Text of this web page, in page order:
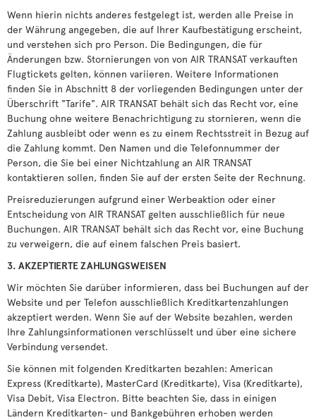
Wenn hierin nichts anderes festgelegt ist, werden alle Preise in
der Währung angegeben, die auf Ihrer Kaufbestätigung erscheint,
und verstehen sich pro Person. Die Bedingungen, die für
Änderungen bzw. Stornierungen von von AIR TRANSAT verkauften
Flugtickets gelten, können variieren. Weitere Informationen
finden Sie in Abschnitt 8 der vorliegenden Bedingungen unter der
Überschrift "Tarife". AIR TRANSAT behält sich das Recht vor, eine
Buchung ohne weitere Benachrichtigung zu stornieren, wenn die
Zahlung ausbleibt oder wenn es zu einem Rechtsstreit in Bezug auf
die Zahlung kommt. Den Namen und die Telefonnummer der
Person, die Sie bei einer Nichtzahlung an AIR TRANSAT
kontaktieren sollen, finden Sie auf der ersten Seite der Rechnung.
Preisreduzierungen aufgrund einer Werbeaktion oder einer
Entscheidung von AIR TRANSAT gelten ausschließlich für neue
Buchungen. AIR TRANSAT behält sich das Recht vor, eine Buchung
zu verweigern, die auf einem falschen Preis basiert.
3. AKZEPTIERTE ZAHLUNGSWEISEN
Wir möchten Sie darüber informieren, dass bei Buchungen auf der
Website und per Telefon ausschließlich Kreditkartenzahlungen
akzeptiert werden. Wenn Sie auf der Website bezahlen, werden
Ihre Zahlungsinformationen verschlüsselt und über eine sichere
Verbindung versendet.
Sie können mit folgenden Kreditkarten bezahlen: American
Express (Kreditkarte), MasterCard (Kreditkarte), Visa (Kreditkarte),
Visa Debit, Visa Electron. Bitte beachten Sie, dass in einigen
Ländern Kreditkarten- und Bankgebühren erhoben werden